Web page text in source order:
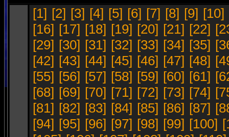
[1] [2] [3] [4] [5] [6] [7] [8] [9] [10]
[16] [17] [18] [19] [20] [21] [22]
[29] [30] [31] [32] [33] [34] [35]
[42] [43] [44] [45] [46] [47] [48]
[55] [56] [57] [58] [59] [60] [61]
[68] [69] [70] [71] [72] [73] [74]
[81] [82] [83] [84] [85] [86] [87]
[94] [95] [96] [97] [98] [99] [100]